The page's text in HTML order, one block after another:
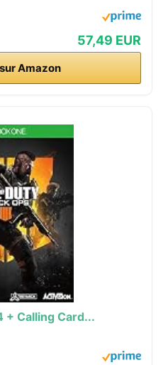
57,49 EUR
Amazon
+ Calling Card...